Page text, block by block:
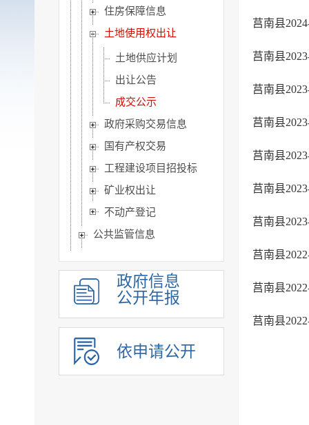
住房保障信息
土地使用权出让
土地供应计划
出让公告
成交公示
政府采购交易信息
国有产权交易
工程建设项目招投标
矿业权出让
不动产登记
公共监管信息
旅游信息
乡村振兴信息
突发事件及灾害事故应...
公共企事业单位信息公开
政府信息
公开年报
依申请公开
莒南县
莒南县
莒南县
莒南县
莒南县
莒南县
莒南县
莒南县
莒南县
莒南县